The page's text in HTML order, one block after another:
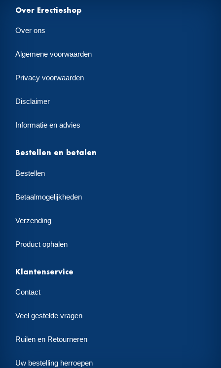
Over Erectieshop
Over ons
Algemene voorwaarden
Privacy voorwaarden
Disclaimer
Informatie en advies
Bestellen en betalen
Bestellen
Betaalmogelijkheden
Verzending
Product ophalen
Klantenservice
Contact
Veel gestelde vragen
Ruilen en Retourneren
Uw bestelling herroepen